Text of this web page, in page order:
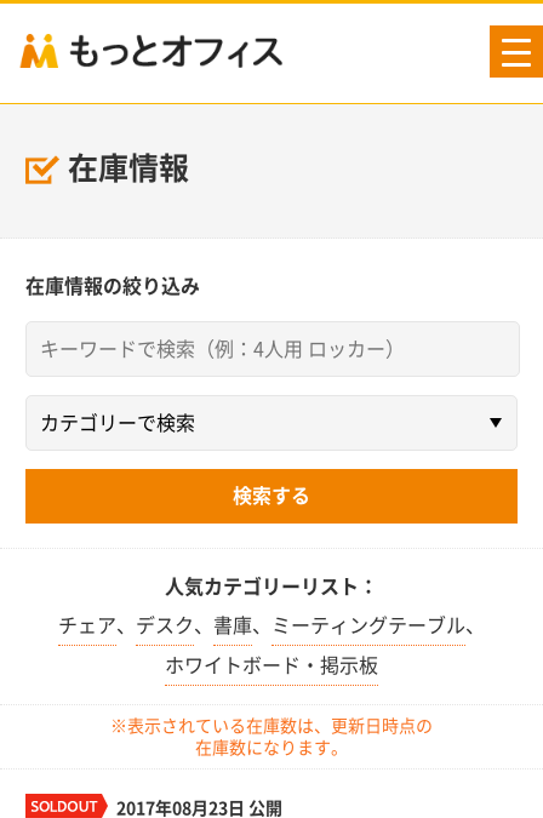
在庫情報
在庫情報の絞り込み
人気カテゴリーリスト：
チェア、 デスク、 書庫、 ミーティングテーブル、
ホワイトボード・掲示板
※表示されている在庫数は、更新日時点の
在庫数になります。
2017年08月23日 公開